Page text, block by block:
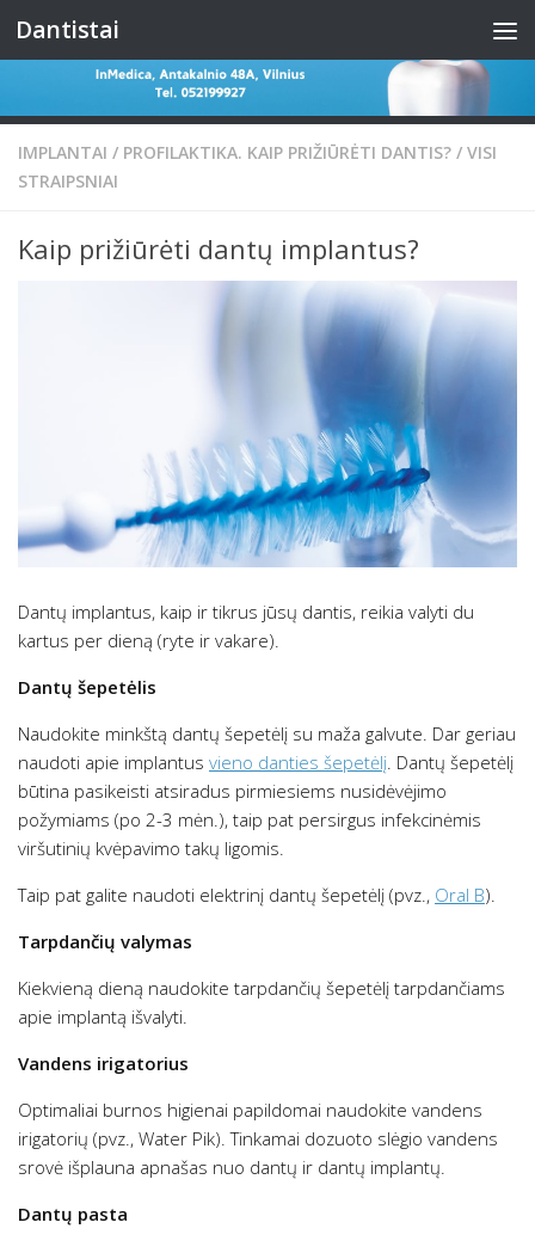
Skip to content
Dantistai
IMPLANTAI / PROFILAKTIKA. KAIP PRIŽIŪRĖTI DANTIS? / VISI
STRAIPSNIAI
Kaip prižiūrėti dantų implantus?
Dantų implantus, kaip ir tikrus jūsų dantis, reikia valyti du
kartus per dieną (ryte ir vakare).
Dantų šepetėlis
Naudokite minkštą dantų šepetėlį su maža galvute. Dar geriau
naudoti apie implantus vieno danties šepetėlį. Dantų šepetėlį
būtina pasikeisti atsiradus pirmiesiems nusidėvėjimo
požymiams (po 2-3 mėn.), taip pat persirgus infekcinėmis
viršutinių kvėpavimo takų ligomis.
Taip pat galite naudoti elektrinį dantų šepetėlį (pvz., Oral B).
Tarpdančių valymas
Kiekvieną dieną naudokite tarpdančių šepetėlį tarpdančiams
apie implantą išvalyti.
Vandens irigatorius
Optimaliai burnos higienai papildomai naudokite vandens
irigatorių (pvz., Water Pik). Tinkamai dozuoto slėgio vandens
srovė išplauna apnašas nuo dantų ir dantų implantų.
Dantų pasta